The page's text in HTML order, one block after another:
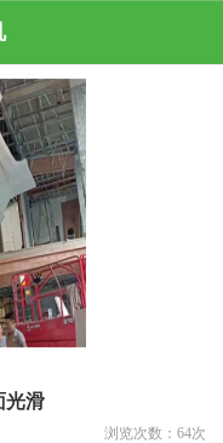
光滑
浏览次数： 64次